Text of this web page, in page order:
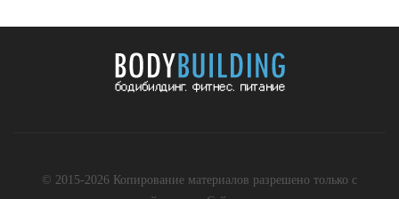
© 2015-2026 Копирование материалов разрешено только с